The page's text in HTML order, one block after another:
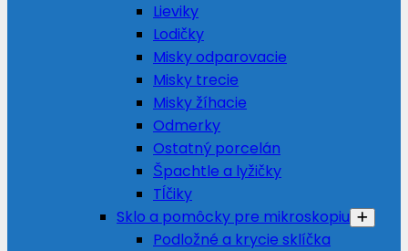
Lieviky
Lodičky
Misky odparovacie
Misky trecie
Misky žíhacie
Odmerky
Ostatný porcelán
Špachtle a lyžičky
Tĺčiky
Sklo a pomôcky pre mikroskopiu
Podložné a krycie sklíčka